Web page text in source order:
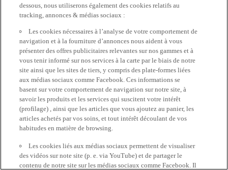
dessous, nous utiliserons également des cookies relatifs au
tracking, annonces & médias sociaux :
Les cookies nécessaires à l’analyse de votre comportement de
navigation et à la fourniture d’annonces nous aident à vous
présenter des offres publicitaires relevantes sur nos gammes et à
vous tenir informé sur nos services à la carte par le biais de notre
site ainsi que les sites de tiers, y compris des plate-formes liées
aux médias sociaux comme Facebook. Ces informations se
basent sur votre comportement de navigation sur notre site, à
savoir les produits et les services qui suscitent votre intérêt
(profilage) , ainsi que les articles que vous ajoutez au panier, les
articles achetés par vos soins, et tout intérêt découlant de vos
habitudes en matière de browsing.
Les cookies liés aux médias sociaux permettent de visualiser
des vidéos sur note site (p. e. via YouTube) et de partager le
contenu de notre site sur les médias sociaux comme Facebook. Il